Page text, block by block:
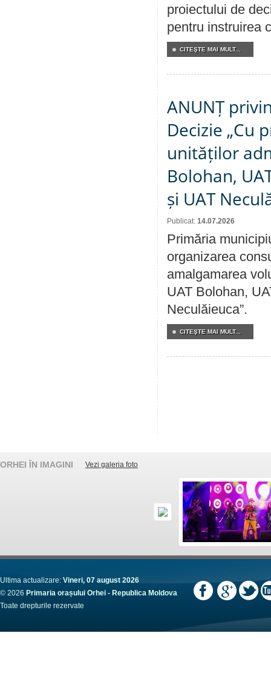
proiectului de
pentru instruirea
CITEŞTE MAI MULT...
ANUNȚ
Decizie „Cu
unităților
Bolohan,
și UAT
Publicat: 14.07.2026
Primăria
organizarea
amalgamarea
UAT Bolohan,
Neculăieuca”.
CITEŞTE MAI MULT...
ORHEI ÎN IMAGINI Vezi galeria foto
Ultima actualizare: Vineri, 07 august 2026
© 2026 Primaria orașului Orhei - Republica Moldova
Toate drepturile rezervate